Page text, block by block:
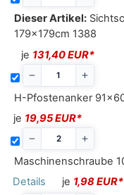
Dieser Artikel:
179x179cm 1388
je 131,40 EUR*
H-Pfostenanker
je 19,95 EUR*
Maschinenschraube
Details
je 1,98 EUR*